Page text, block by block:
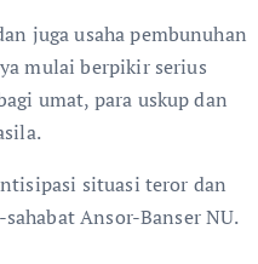
juga usaha pembunuhan
mulai berpikir serius
umat, para uskup dan
situasi teror dan
Ansor-Banser NU.